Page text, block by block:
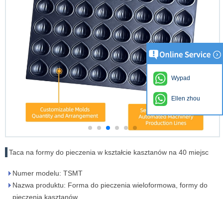
Taca na formy do pieczenia w kształcie kasztanów na 40 miejsc
Numer modelu: TSMT
Nazwa produktu: Forma do pieczenia wieloformowa, formy do
pieczenia kasztanów
Wypad
Ellen zhou